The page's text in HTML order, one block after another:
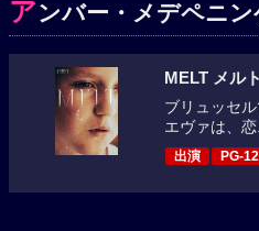
アンバー・メデペニ
MELT メルト
ブリュッセ
エヴァは、恋
出演 PG-12